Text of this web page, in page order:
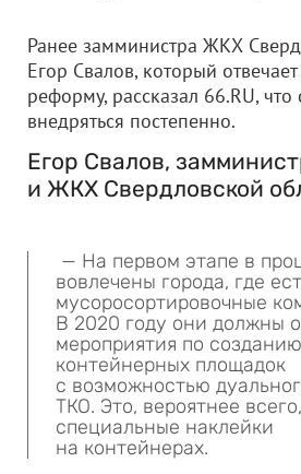
Ранее замминистра ЖКХ
Егор Свалов, который
реформу, рассказал 66.RU, что
внедряться постепенно.
Егор Свалов,
и ЖКХ Свердловской
— На первом этапе в
вовлечены города, где
мусоросортировочные
В 2020 году они должны
мероприятия по созданию
контейнерных площадок
с возможностью
ТКО. Это, вероятнее
специальные наклейки
на контейнерах.